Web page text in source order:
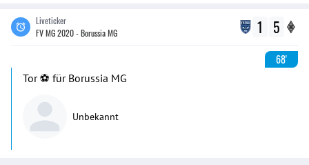
Liveticker
FV MG 2020 - Borussia MG
1 5
68'
Tor ⚽️ für Borussia MG
Unbekannt